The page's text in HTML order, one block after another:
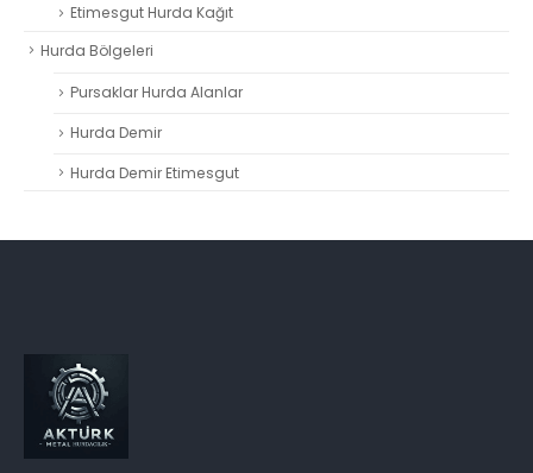
Etimesgut Hurda Kağıt
Hurda Bölgeleri
Pursaklar Hurda Alanlar
Hurda Demir
Hurda Demir Etimesgut